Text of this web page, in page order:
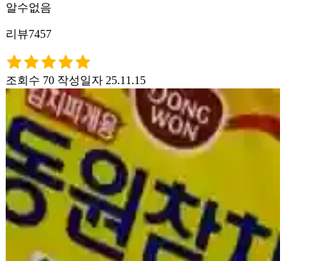
알수없음
리뷰7457
조회수 70 작성일자 25.11.15